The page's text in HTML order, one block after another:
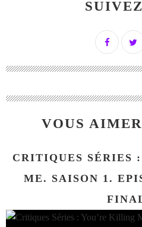
VOUS
CRITIQUES SÉRIES
ME. SAISON 1.